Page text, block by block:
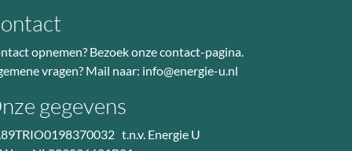
opnemen? Bezoekonze contact-pagina.
vragen? Mail naar: info@energie-u.nl
gegevens
t.n.v. Energie U